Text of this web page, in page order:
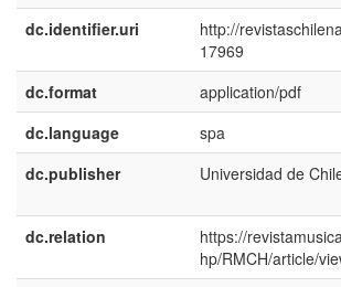
dc.identifier.uri
http://
17969
dc.format
application/pdf
dc.language
spa
dc.publisher
Universidad de
dc.relation
https://
hp/RMCH/article/